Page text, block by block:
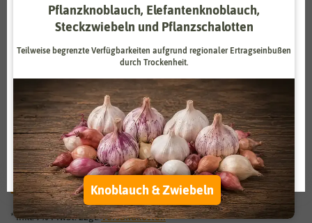
Vergrößern durch berühren
Sanddorn (Regionale Sorte Ostsee)
(100 Tütchen)
49,00 €
*
* inkl. 7% MwSt. zzgl.Versandkosten
Zahlungsdienstleister Marketing
Externe Medien Funktional
Alle akzeptieren
Alle ablehnen
Auswahl akzeptieren
Pflanzknoblauch, Elefantenknoblauch,
Steckzwiebeln und Pflanzschalotten
Teilweise begrenzte Verfügbarkeiten aufgrund regionaler Ertragseinbußen
durch Trockenheit.
Knoblauch & Zwiebeln